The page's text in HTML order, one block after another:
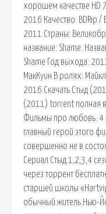
хорошем качестве HD
2016 Качество: BDRip /
2011 Страны:
название: Shame.
Shame Год выхода:
МакКуин В ролях:
2016 Скачать Стыд
(2011) torrent полная
Фильмы про любовь. 4
главный герой этого
совершенно не в
Сериал Стыд 1,2,3,4
через торрент
старшей школы
обычный житель Нью-